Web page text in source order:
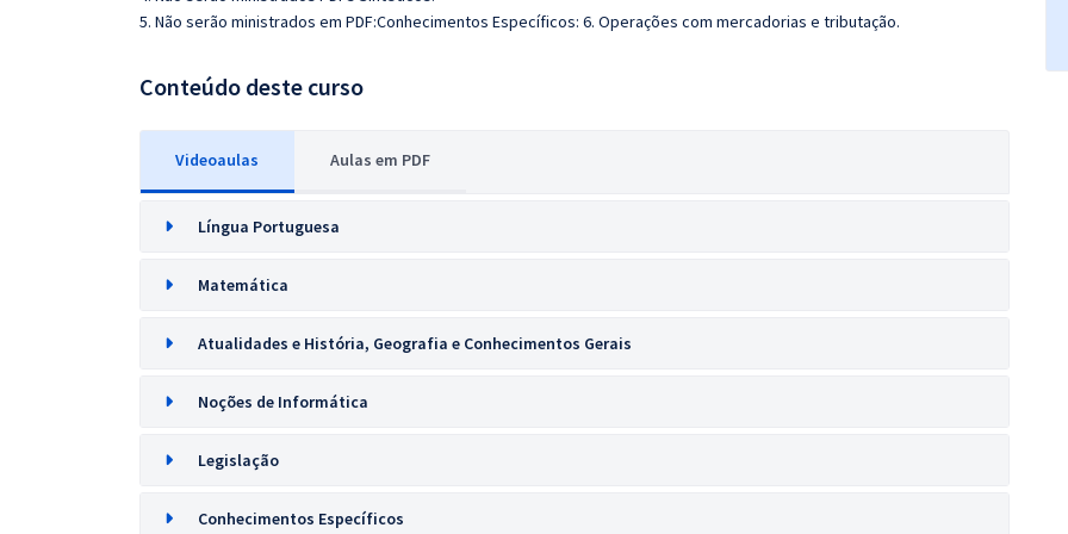
5. Não serão ministrados em PDF:Conhecimentos Específicos: 6. Operações com mercadorias e tributação.
Conteúdo deste curso
Videoaulas Aulas em PDF
Língua Portuguesa
Matemática
Atualidades e História, Geografia e Conhecimentos Gerais
Noções de Informática
Legislação
Conhecimentos Específicos